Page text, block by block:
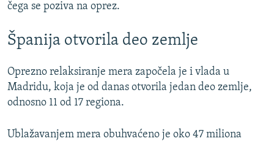
čega se poziva na oprez.
Španija otvorila deo zemlje
Oprezno relaksiranje mera započela je i vlada u
Madridu, koja je od danas otvorila jedan deo zemlje,
odnosno 11 od 17 regiona.
Ublažavanjem mera obuhvaćeno je oko 47 miliona